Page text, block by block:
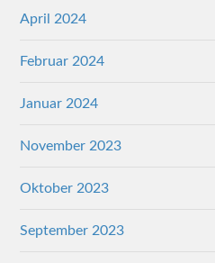
April 2024
Februar 2024
Januar 2024
November 2023
Oktober 2023
September 2023